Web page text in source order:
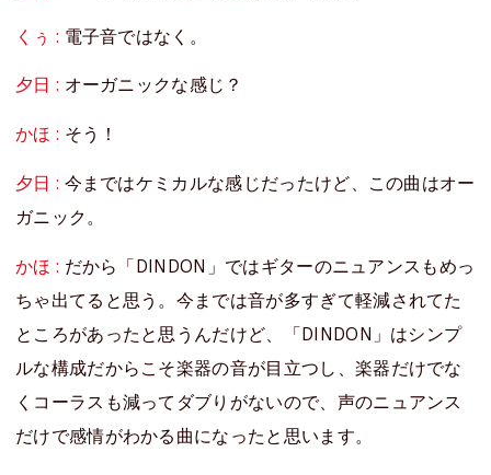
くぅ : 電子音ではなく。
夕日 : オーガニックな感じ？
かほ : そう！
夕日 : 今まではケミカルな感じだったけど、この曲はオー
ガニック。
かほ : だから「DINDON」ではギターのニュアンスもめっ
ちゃ出てると思う。今までは音が多すぎて軽減されてた
ところがあったと思うんだけど、「DINDON」はシンプ
ルな構成だからこそ楽器の音が目立つし、楽器だけでな
くコーラスも減ってダブりがないので、声のニュアンス
だけで感情がわかる曲になったと思います。